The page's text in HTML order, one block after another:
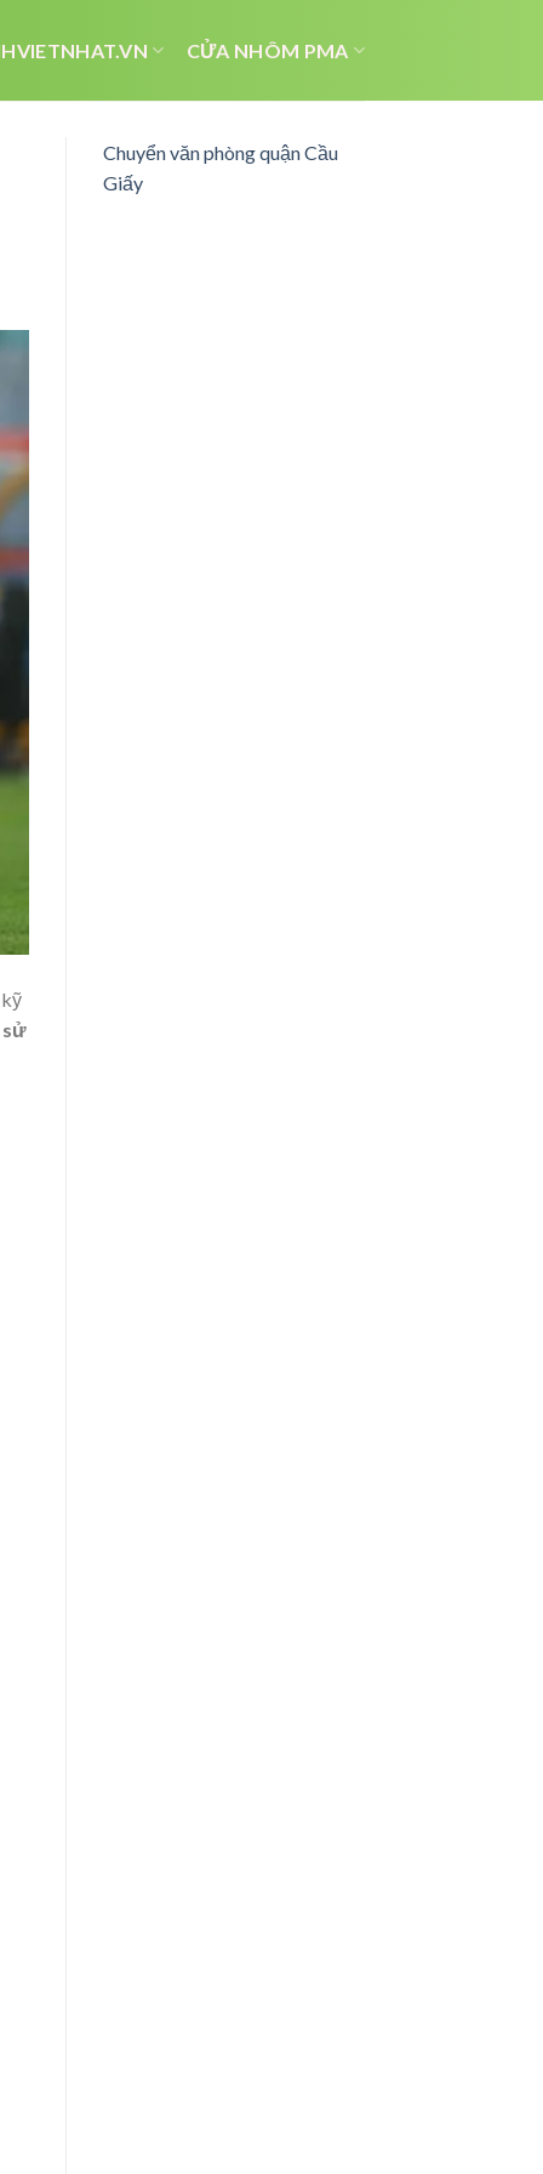
CỬA NHÔM PMA
sử
Chuyển văn phòng quận Cầu
Giấy